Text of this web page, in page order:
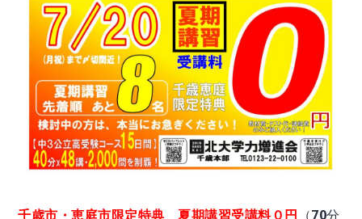
千歳市・恵庭市限定特典 夏期講習受講料０円 （70分